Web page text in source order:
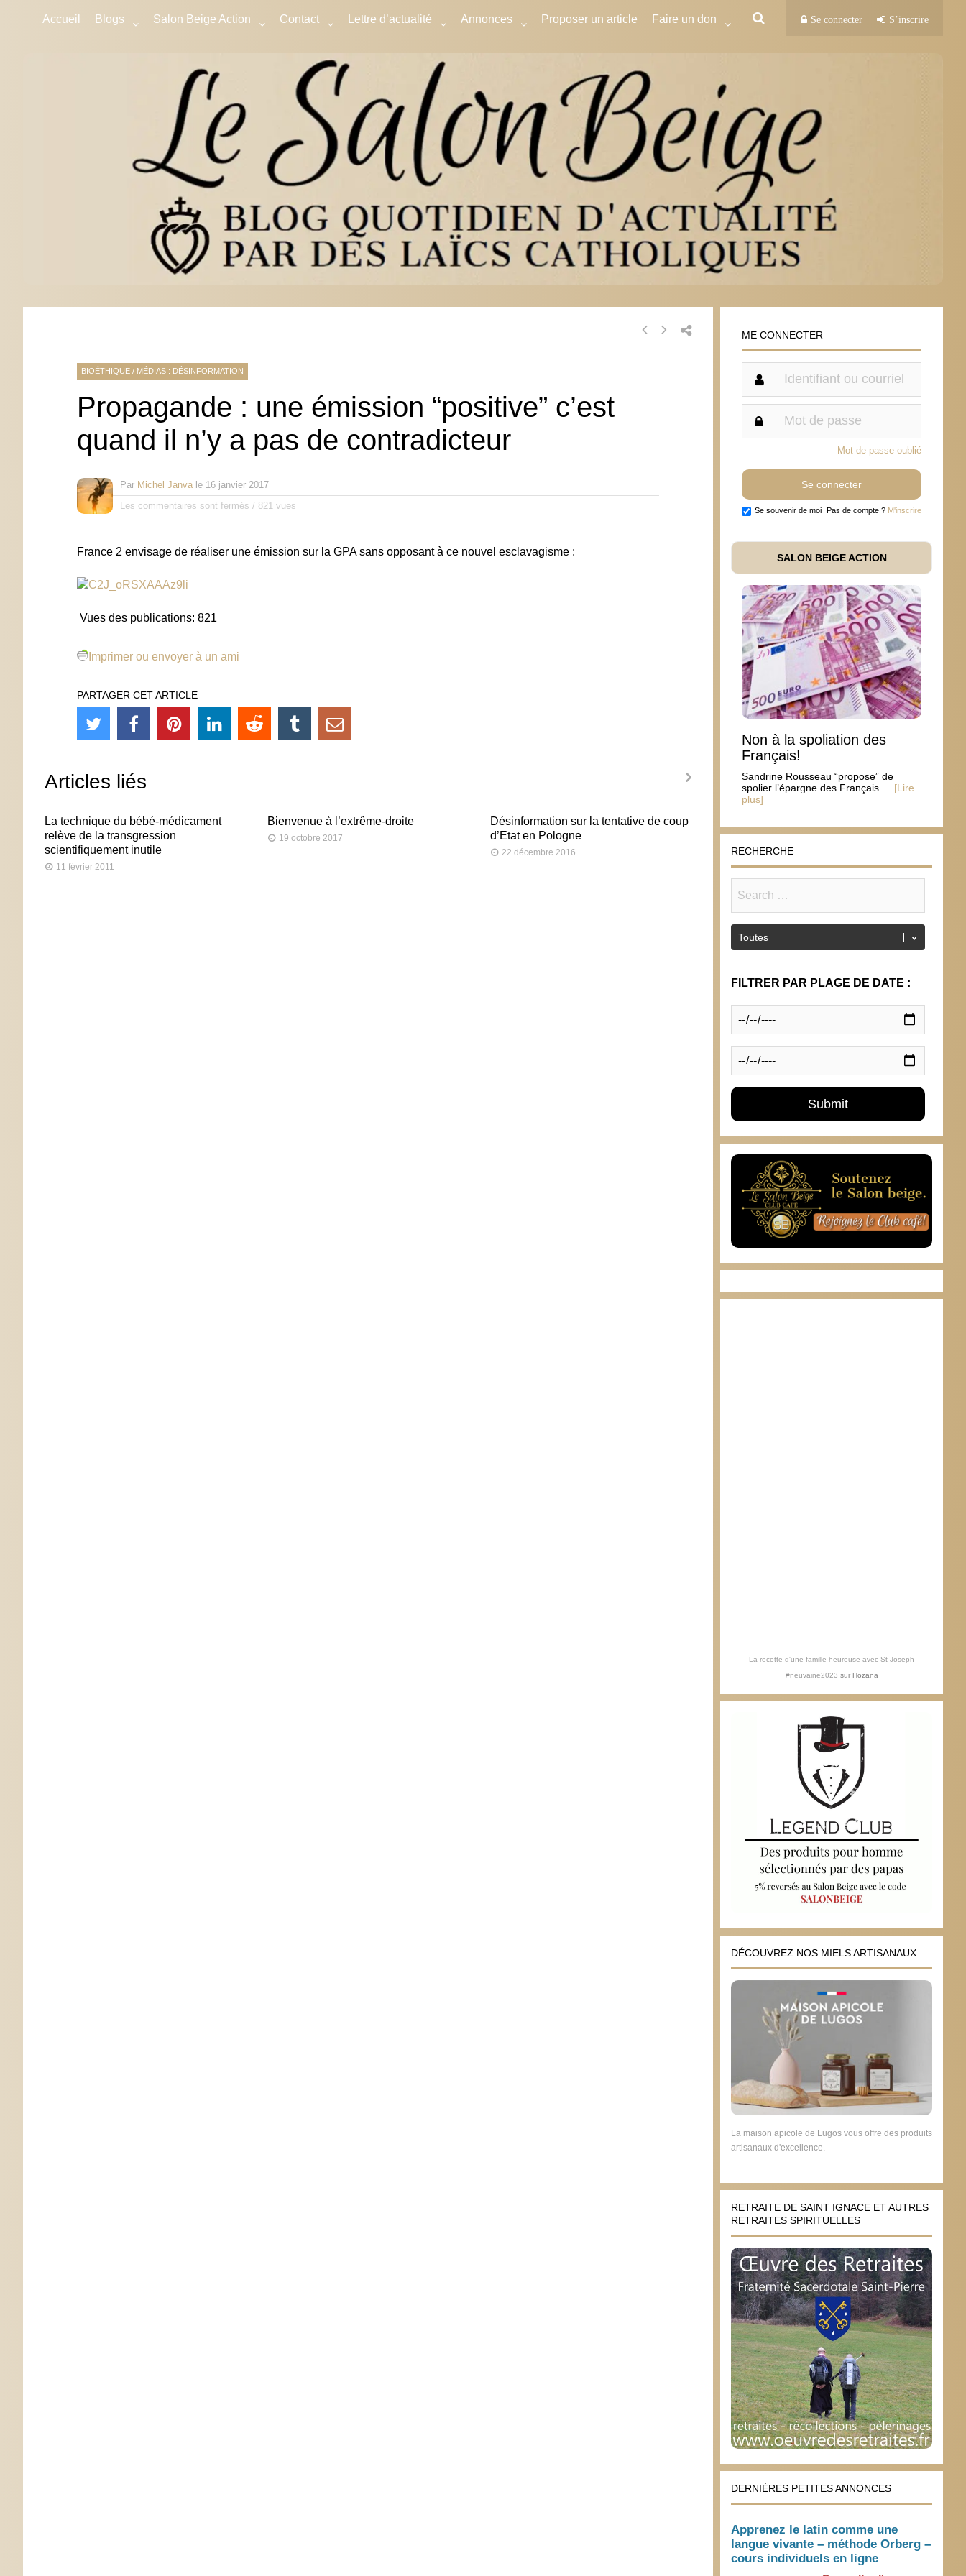
Accueil Blogs Salon Beige Action Contact Lettre d’actualité Annonces Proposer un article Faire un don Se connecter S’inscrire
BIOÉTHIQUE / MÉDIAS : DÉSINFORMATION
Propagande : une émission “positive” c’est
quand il n’y a pas de contradicteur
Par Michel Janva le 16 janvier 2017
Les commentaires sont fermés / 821 vues
France 2 envisage de réaliser une émission sur la GPA sans opposant à ce nouvel esclavagisme :
Vues des publications: 821
Imprimer ou envoyer à un ami
PARTAGER CET ARTICLE
Articles liés
La technique du bébé-médicament
relève de la transgression
scientifiquement inutile
11 février 2011
Bienvenue à l’extrême-droite
19 octobre 2017
Désinformation sur la tentative de coup
d’Etat en Pologne
22 décembre 2016
frappé
5 février 2014
ME CONNECTER
Mot de passe oublié
Se souvenir de moi Pas de compte ? M'inscrire
SALON BEIGE ACTION
Non à la spoliation des
Français!
Sandrine Rousseau “propose” de
spolier l’épargne des Français ...
[Lire
plus]
RECHERCHE
FILTRER PAR PLAGE DE DATE :
La recette d'une famille heureuse avec St Joseph
#neuvaine2023 sur Hozana
DÉCOUVREZ NOS MIELS ARTISANAUX
La maison apicole de Lugos vous offre des produits
artisanaux d'excellence.
RETRAITE DE SAINT IGNACE ET AUTRES
RETRAITES SPIRITUELLES
DERNIÈRES PETITES ANNONCES
Apprenez le latin comme une
langue vivante – méthode Orberg –
cours individuels en ligne